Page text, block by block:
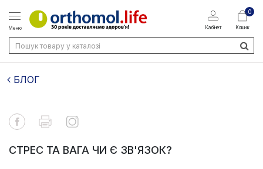
Меню Кабінет
0
Кошик
БЛОГ
СТРЕС ТА ВАГА ЧИ Є ЗВ'ЯЗОК?